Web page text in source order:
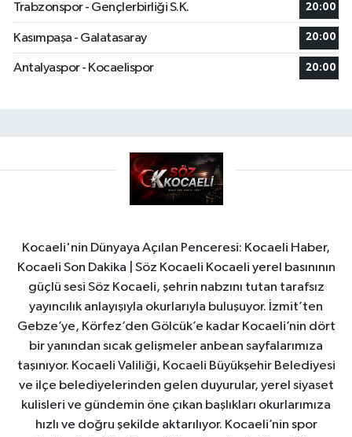
Trabzonspor - Gençlerbirliği S.K. 20:00
Kasımpaşa - Galatasaray 20:00
Antalyaspor - Kocaelispor 20:00
Kocaeli'nin Dünyaya Açılan Penceresi: Kocaeli Haber,
Kocaeli Son Dakika | Söz Kocaeli Kocaeli yerel basınının
güçlü sesi Söz Kocaeli, şehrin nabzını tutan tarafsız
yayıncılık anlayışıyla okurlarıyla buluşuyor. İzmit’ten
Gebze’ye, Körfez’den Gölcük’e kadar Kocaeli’nin dört
bir yanından sıcak gelişmeler anbean sayfalarımıza
taşınıyor. Kocaeli Valiliği, Kocaeli Büyükşehir Belediyesi
ve ilçe belediyelerinden gelen duyurular, yerel siyaset
kulisleri ve gündemin öne çıkan başlıkları okurlarımıza
hızlı ve doğru şekilde aktarılıyor. Kocaeli’nin spor